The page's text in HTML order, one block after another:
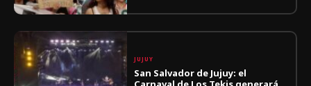
JUJUY
San Salvador de Jujuy: el